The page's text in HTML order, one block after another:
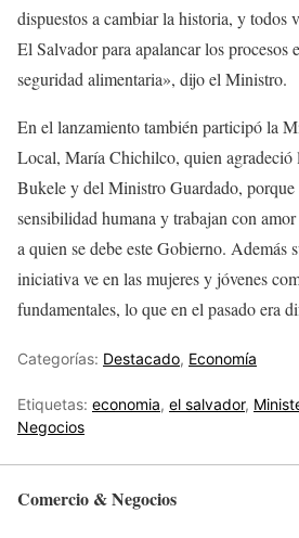
dispuestos a cambiar la historia, y todos
El Salvador para apalancar los procesos
seguridad alimentaria», dijo el Ministro.
En el lanzamiento también participó la
Local, María Chichilco, quien agradeció
Bukele y del Ministro Guardado, porque
sensibilidad humana y trabajan con
a quien se debe este Gobierno. Además
iniciativa ve en las mujeres y jóvenes
fundamentales, lo que en el pasado era
Categorías: Destacado, Economía
Etiquetas: economia, el salvador,
Negocios
Comercio & Negocios